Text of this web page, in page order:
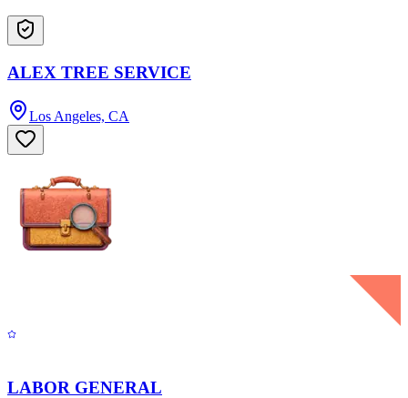
ALEX TREE SERVICE
Los Angeles, CA
LABOR GENERAL